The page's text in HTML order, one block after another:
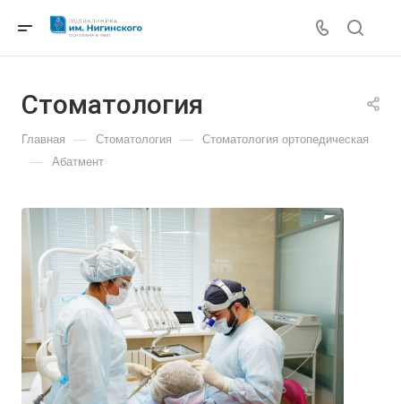
Cтоматология
Главная — Cтоматология — Стоматология ортопедическая
— Абатмент